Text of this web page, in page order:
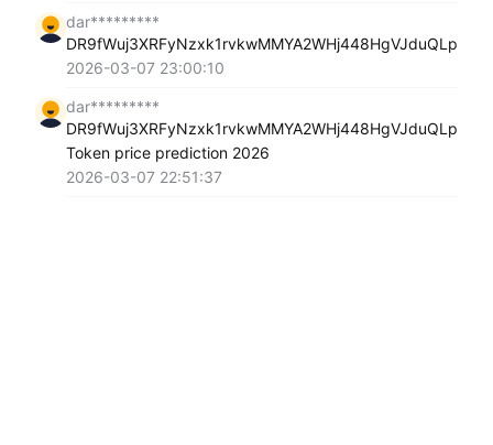
dar*********
DR9fWuj3XRFyNzxk1rvkwMMYA2WHj448HgVJduQLpump
2026-03-07 23:00:10
dar*********
DR9fWuj3XRFyNzxk1rvkwMMYA2WHj448HgVJduQLpump
Token price prediction 2026
2026-03-07 22:51:37